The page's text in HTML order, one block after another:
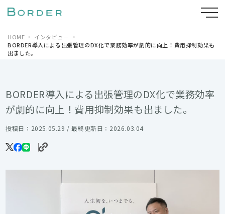
HOME
インタビュー
BORDER導入による出張管理のDX化で業務効率が劇的に向上！費用抑制効果も
出ました。
BORDER導入による出張管理のDX化で業務効率
が劇的に向上！費用抑制効果も出ました。
投稿日：2025.05.29 / 最終更新日：2026.03.04